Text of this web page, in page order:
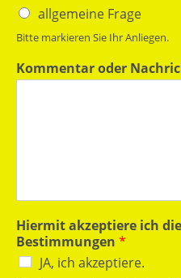
allgemeine Frage
Bitte markieren Sie Ihr Anliegen.
Kommentar oder
Hiermit akzeptiere ich
Bestimmungen *
JA, ich akzeptiere.